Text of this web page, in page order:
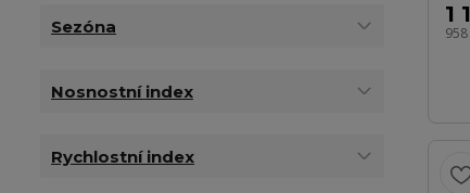
1
958
Sezóna
Nosnostní index
Rychlostní index